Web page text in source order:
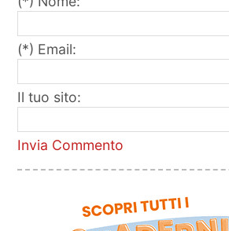
(*) Email:
Il tuo sito:
Invia Commento